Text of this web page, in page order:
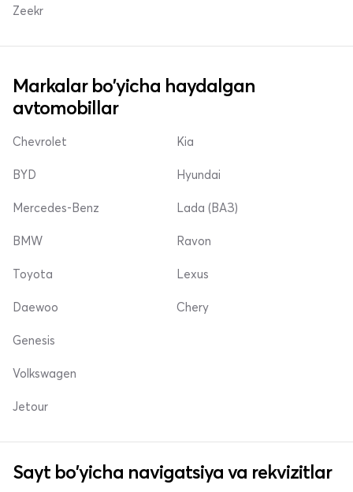
Zeekr
Markalar bo'yicha haydalgan
avtomobillar
Chevrolet
BYD
Mercedes-Benz
Kia
Hyundai
Lada (ВАЗ)
BMW
Toyota
Daewoo
Ravon
Lexus
Chery
Genesis
Volkswagen
Jetour
Sayt bo'yicha navigatsiya va rekvizitlar